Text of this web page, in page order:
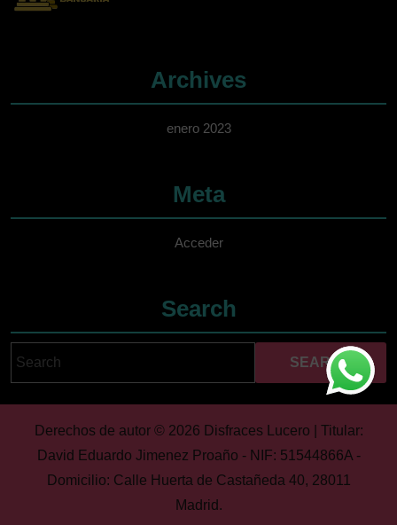
Archives
enero 2023
Meta
Acceder
Search
Cuando hay
Derechos de autor © 2026 Disfraces Lucero | Titular:
David Eduardo Jimenez Proaño - NIF: 51544866A -
Domicilio: Calle Huerta de Castañeda 40, 28011
Madrid.